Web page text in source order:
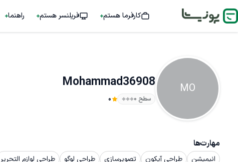
کارفرما هستم فریلنسر هستم راهنما
MO
Mohammad36908
سطح ۰ 0
مهارت‌ها
انیمیشن طراحی آیکون تصویرسازی طراحی لوگو طراحی لوازم التحریر